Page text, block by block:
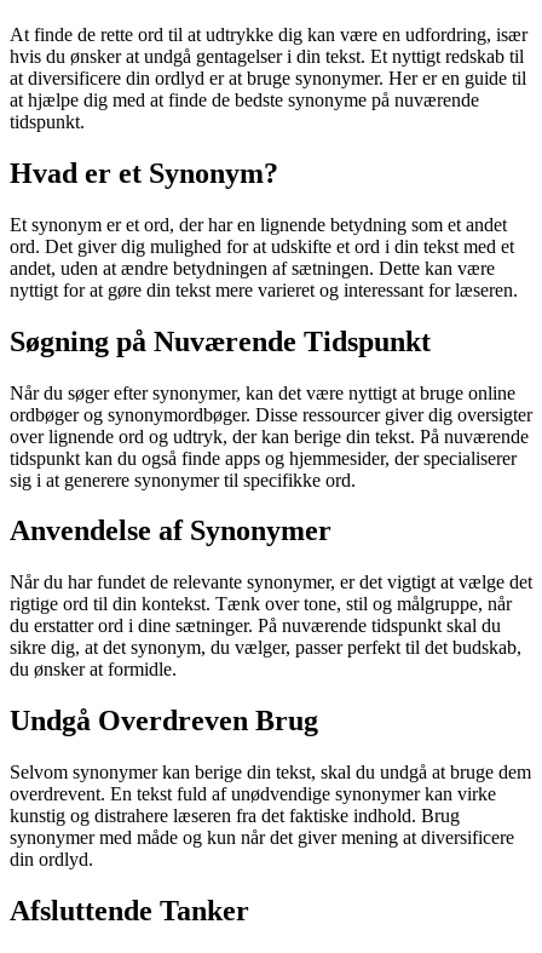
At finde de rette ord til at udtrykke dig kan være en udfordring, især
hvis du ønsker at undgå gentagelser i din tekst. Et nyttigt redskab til
at diversificere din ordlyd er at bruge synonymer. Her er en guide til
at hjælpe dig med at finde de bedste synonyme på nuværende
tidspunkt.
Hvad er et Synonym?
Et synonym er et ord, der har en lignende betydning som et andet
ord. Det giver dig mulighed for at udskifte et ord i din tekst med et
andet, uden at ændre betydningen af sætningen. Dette kan være
nyttigt for at gøre din tekst mere varieret og interessant for læseren.
Søgning på Nuværende Tidspunkt
Når du søger efter synonymer, kan det være nyttigt at bruge online
ordbøger og synonymordbøger. Disse ressourcer giver dig oversigter
over lignende ord og udtryk, der kan berige din tekst. På nuværende
tidspunkt kan du også finde apps og hjemmesider, der specialiserer
sig i at generere synonymer til specifikke ord.
Anvendelse af Synonymer
Når du har fundet de relevante synonymer, er det vigtigt at vælge det
rigtige ord til din kontekst. Tænk over tone, stil og målgruppe, når
du erstatter ord i dine sætninger. På nuværende tidspunkt skal du
sikre dig, at det synonym, du vælger, passer perfekt til det budskab,
du ønsker at formidle.
Undgå Overdreven Brug
Selvom synonymer kan berige din tekst, skal du undgå at bruge dem
overdrevent. En tekst fuld af unødvendige synonymer kan virke
kunstig og distrahere læseren fra det faktiske indhold. Brug
synonymer med måde og kun når det giver mening at diversificere
din ordlyd.
Afsluttende Tanker